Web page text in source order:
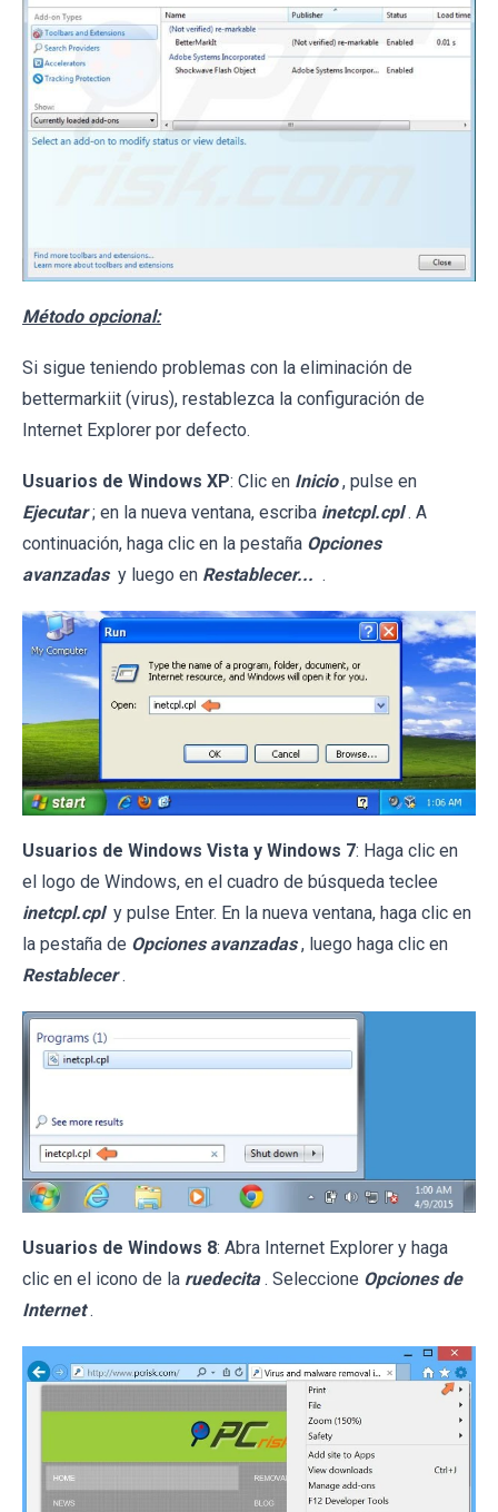
Método opcional:
Si sigue teniendo problemas con la eliminación de
bettermarkiit (virus), restablezca la configuración de
Internet Explorer por defecto.
Usuarios de Windows XP: Clic en Inicio , pulse en
Ejecutar ; en la nueva ventana, escriba inetcpl.cpl . A
continuación, haga clic en la pestaña Opciones
avanzadas y luego en Restablecer... .
Usuarios de Windows Vista y Windows 7: Haga clic en
el logo de Windows, en el cuadro de búsqueda teclee
inetcpl.cpl y pulse Enter. En la nueva ventana, haga clic en
la pestaña de Opciones avanzadas , luego haga clic en
Restablecer .
Usuarios de Windows 8: Abra Internet Explorer y haga
clic en el icono de la ruedecita . Seleccione Opciones de
Internet .